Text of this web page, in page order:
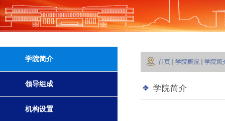
学院简介
领导组成
机构设置
首页 学院概况 学院简
学院简介